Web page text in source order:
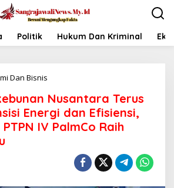
Politik Hukum Dan Kriminal
Dan Bisnis
l
d
Nusantara Terus
Energi dan Efisiensi,
IV PalmCo Raih